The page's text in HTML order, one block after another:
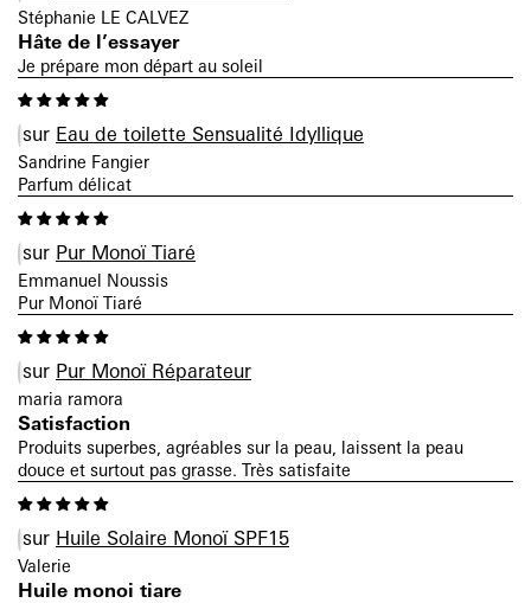
Stéphanie LE CALVEZ
Hâte de l’essayer
Je prépare mon départ au soleil
Eau de toilette Sensualité Idyllique
Sandrine Fangier
Parfum délicat
Pur Monoï Tiaré
Emmanuel Noussis
Pur Monoï Tiaré
Pur Monoï Réparateur
maria ramora
Satisfaction
Produits superbes, agréables sur la peau, laissent la peau
douce et surtout pas grasse. Très satisfaite
Huile Solaire Monoï SPF15
Valerie
Huile monoi tiare